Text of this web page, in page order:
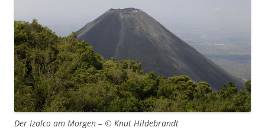
Der Izalco am Morgen – © Knut Hildebrandt